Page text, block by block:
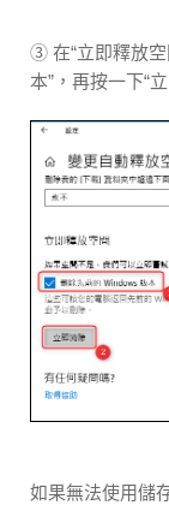
③ 在“立即釋放空
本”，再按一下“
如果無法使用儲